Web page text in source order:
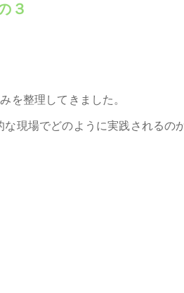
３
を整理してきました。
現場でどのように実践されるの